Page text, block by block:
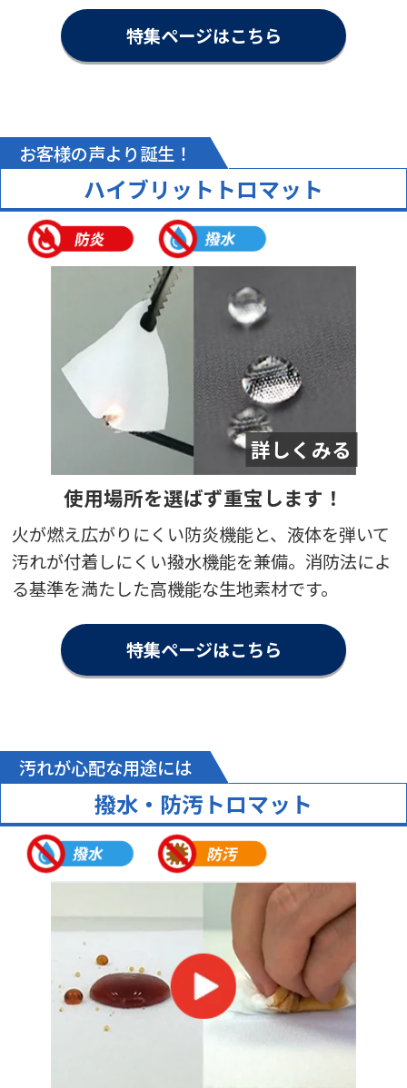
株式会社プリマ 様
オリジナルテーブルクロス（展示会）
評価5 ★★★★★
投稿日：2025.11.14
【満足度の理由】
テーブルクロスの絵柄をバックのパネルと同じにして正解でし
た！
せっかくの綺麗な絵柄も人が立ってテーブルの後ろだと見えなく
なるのですが、テーブルクロスで絵柄全体が見え(発色も大変良
いです。)、全体的に統一出てとてもステキなブースになりまし
た。
【どんなことに利用されましたか？】
【ご注文前に困っていることはありましたか？また、それは解決
されましたか？】
何よりも初めての製作でしたし、商品が高品質で、かつ信頼して
相談できる会社を一生懸命に探し、貴社に出会えて本当に良かっ
たです。担当の方(伊藤剛毅さま)の大変真摯で丁寧な対応には、
とても助けられ気持ちの良いやり取りをさせていただき、感謝で
株式会社イミロン 様
オリジナルテーブルクロス（展示会）
評価4 ★★★★☆
投稿日：2025.11.12
担当者の対応
力
【満足度の理由】
担当者様の応対が迅速で、発注から納品までとてもスムーズでし
【どんなことに利用されましたか？】
有限会社 舳倉屋 様
オリジナルテーブルクロス（展示会）
評価5 ★★★★★
投稿日：2025.8.28
短納期
担当者の対応
丁寧で迅速な対応
【どんなことに利用されましたか？】
【ご注文前に困っていることはありましたか？また、それは解決
されましたか？】
デザインを伝えるのに困っていたが、メールだけでなく電話でや
特集ページはこちら
お客様の声より誕生！
ハイブリットトロマット
使用場所を選ばず重宝します！
火が燃え広がりにくい防炎機能と、液体を弾いて
汚れが付着しにくい撥水機能を兼備。消防法によ
る基準を満たした高機能な生地素材です。
特集ページはこちら
汚れが心配な用途には
撥水・防汚トロマット